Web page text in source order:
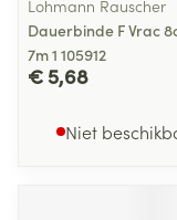
Lohmann Rauscher
Dauerbinde F Vrac
7m 1 105912
€ 5,68
Niet